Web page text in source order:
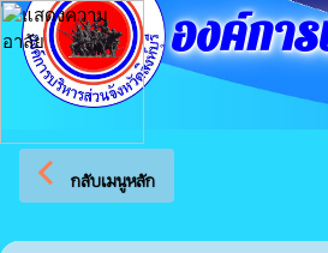
องค์กา
arrow_back_ios กลับเมนูหลัก